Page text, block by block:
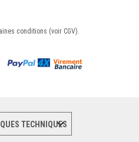
conditions (voir CGV).